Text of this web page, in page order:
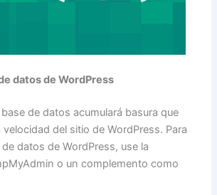
datos de WordPress
de datos acumulará basura que
del sitio de WordPress. Para
datos de WordPress, use la
o un complemento como